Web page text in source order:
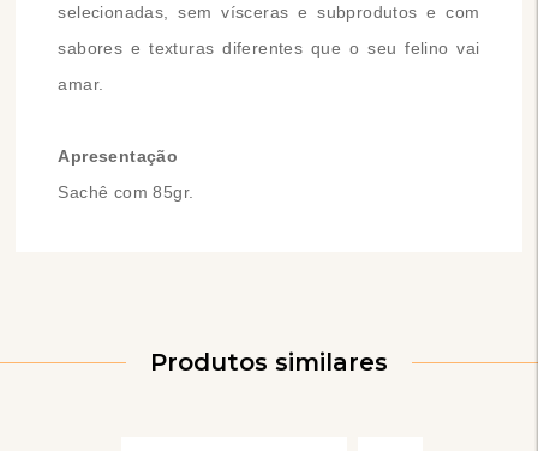
selecionadas, sem vísceras e subprodutos e com
sabores e texturas diferentes que o seu felino vai
amar.
Apresentação
Sachê com 85gr.
Produtos similares